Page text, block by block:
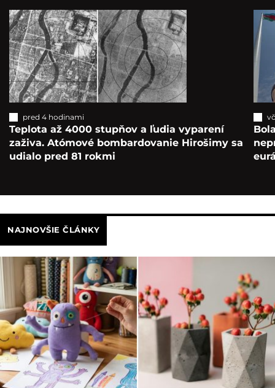
pred 4 hodinami
Teplota až 4000 stupňov a ľudia vyparení
zaživa. Atómové bombardovanie Hirošimy sa
udialo pred 81 rokmi
NAJNOVŠIE ČLÁNKY